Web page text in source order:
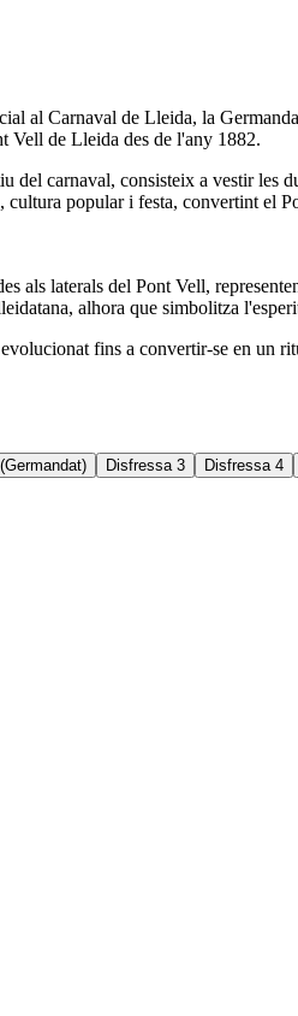
al Carnaval de Lleida, la
Vell de Lleida des de l'any 1882.
del carnaval, consisteix a vestir les
cultura popular i festa, convertint el
als laterals del Pont Vell,
alhora que simbolitza
fins a convertir-se en un
Disfressa 3 Disfressa 4